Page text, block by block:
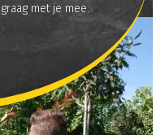
met je mee.